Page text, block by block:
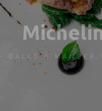
- SALLE À MANGER